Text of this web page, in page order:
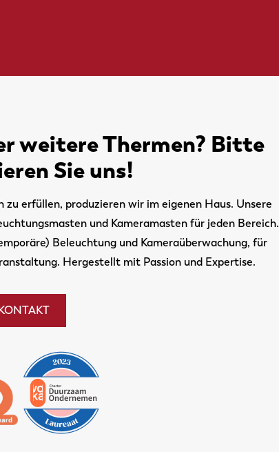
weitere Thermen? Bitte
Sie uns!
zu erfüllen, produzieren wir im eigenen Haus. Unsere
und Kameramasten für jeden Bereich.
Beleuchtung und Kameraüberwachung, für
Hergestellt mit Passion und Expertise.